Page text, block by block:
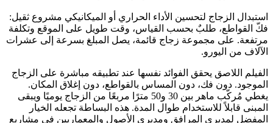
استبدال الزجاج لتحسين الأداء الحراري أو الميكانيكي مشروع ثقيل:
فكّ القواطع، طلبٌ بحسب القياس، وقت طويل على الموقع وتكلفة
مرتفعة. على مجموعة زجاج قائمة، يصل المبلغ بسرعة إلى عشرات
الآلاف من اليورو.
الفيلم اللاصق يحقق الفوائد نفسها عند تطبيقه مباشرة على الزجاج
الموجود. دون فك، دون المساس بالقواطع، دون إغلاق المكان.
يغطي مُركّب ماهر بين 30 و50 مترًا مربعًا من الزجاج يوميًا ويبقى
المبنى قابلاً للاستخدام طوال المدة. هذه البساطة تجعله الخيار
المفضل لمديري المرافق ومديري الأصول والمعماريين في مشاريع